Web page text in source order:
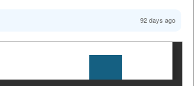
92 days ago